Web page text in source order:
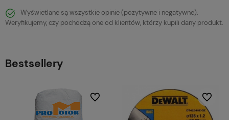
Wyświetlane są wszystkie opinie (pozytywne i negatywne).
Weryfikujemy, czy pochodzą one od klientów, którzy kupili dany produkt.
Bestsellery
Do ulubionych Do